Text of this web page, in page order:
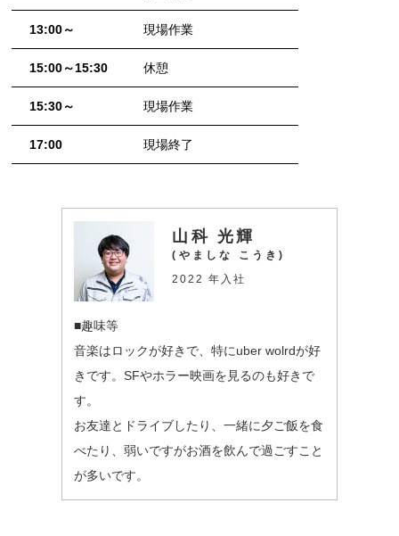
13:00～ 現場作業
15:00～15:30 休憩
15:30～ 現場作業
17:00 現場終了
山科 光輝
(やましな こうき)
2022 年入社
■趣味等
音楽はロックが好きで、特にuber wolrdが好
きです。SFやホラー映画を見るのも好きで
す。
お友達とドライブしたり、一緒に夕ご飯を食
べたり、弱いですがお酒を飲んで過ごすこと
が多いです。